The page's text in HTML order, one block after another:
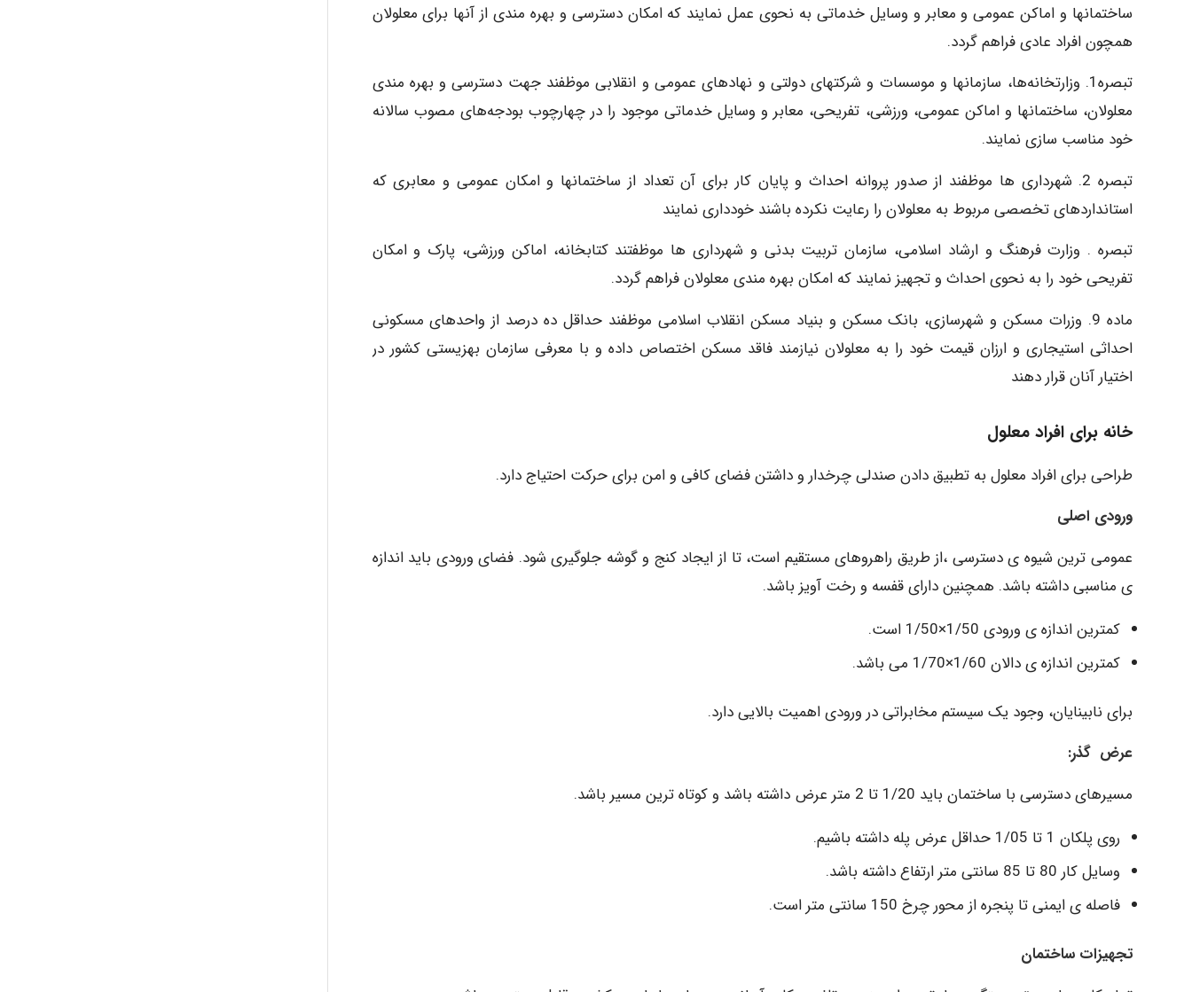
ساختمانها و اماکن عمومی و معابر و وسایل خدماتی به نحوی عمل نمایند که امکان دسترسی و بهره مندی از آنها برای معلولان
همچون افراد عادی فراهم گردد.
تبصره1. وزارتخانه‌ها، سازمانها و موسسات و شرکتهای دولتی و نهادهای عمومی و انقلابی موظفند جهت دسترسی و بهره مندی
معلولان، ساختمانها و اماکن عمومی، ورزشی، تفریحی، معابر و وسایل خدماتی موجود را در چهارچوب بودجه‌های مصوب سالانه
خود مناسب سازی نمایند.
تبصره 2. شهرداری ها موظفند از صدور پروانه احداث و پایان کار برای آن تعداد از ساختمانها و امکان عمومی و معابری که
استانداردهای تخصصی مربوط به معلولان را رعایت نکرده باشند خودداری نمایند
تبصره . وزارت فرهنگ و ارشاد اسلامی، سازمان تربیت بدنی و شهرداری ها موظفتند کتابخانه، اماکن ورزشی، پارک و امکان
تفریحی خود را به نحوی احداث و تجهیز نمایند که امکان بهره مندی معلولان فراهم گردد.
ماده 9. وزرات مسکن و شهرسازی، بانک مسکن و بنیاد مسکن انقلاب اسلامی موظفند حداقل ده درصد از واحدهای مسکونی
احداثی استیجاری و ارزان قیمت خود را به معلولان نیازمند فاقد مسکن اختصاص داده و با معرفی سازمان بهزیستی کشور در
اختیار آنان قرار دهند
خانه برای افراد معلول
طراحی برای افراد معلول به تطبیق دادن صندلی چرخدار و داشتن فضای کافی و امن برای حرکت احتیاج دارد.
ورودی اصلی
عمومی ترین شیوه ی دسترسی ،از طریق راهروهای مستقیم است، تا از ایجاد کنج و گوشه جلوگیری شود. فضای ورودی باید اندازه
ی مناسبی داشته باشد. همچنین دارای قفسه و رخت آویز باشد.
کمترین اندازه ی ورودی 1/50×1/50 است.
کمترین اندازه ی دالان 1/60×1/70 می باشد.
برای نابینایان، وجود یک سیستم مخابراتی در ورودی اهمیت بالایی دارد.
عرض گذر:
مسیرهای دسترسی با ساختمان باید 1/20 تا 2 متر عرض داشته باشد و کوتاه ترین مسیر باشد.
روی پلکان 1 تا 1/05 حداقل عرض پله داشته باشیم.
وسایل کار 80 تا 85 سانتی متر ارتفاع داشته باشد.
فاصله ی ایمنی تا پنجره از محور چرخ 150 سانتی متر است.
تجهیزات ساختمان